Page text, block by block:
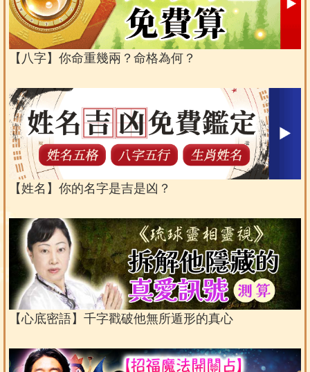
【八字】你命重幾兩？命格為何？
【姓名】你的名字是吉是凶？
【心底密語】千字戳破他無所遁形的真心